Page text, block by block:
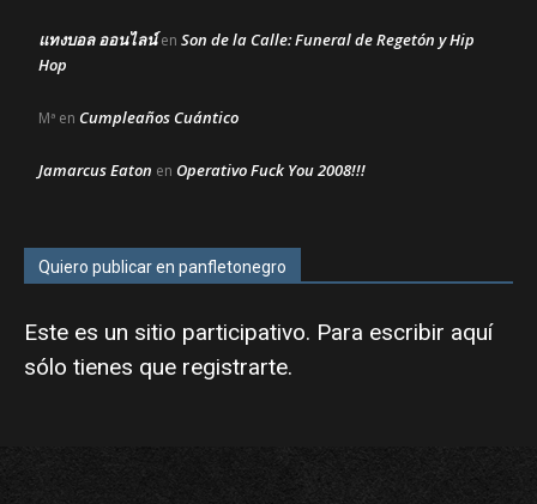
แทงบอล ออนไลน์en Son de la Calle: Funeral de Regetón y Hip
Hop
Mª en Cumpleaños Cuántico
Jamarcus Eaton en Operativo Fuck You 2008!!!
Quiero publicar en panfletonegro
Este es un sitio participativo. Para escribir aquí
sólo tienes que registrarte.